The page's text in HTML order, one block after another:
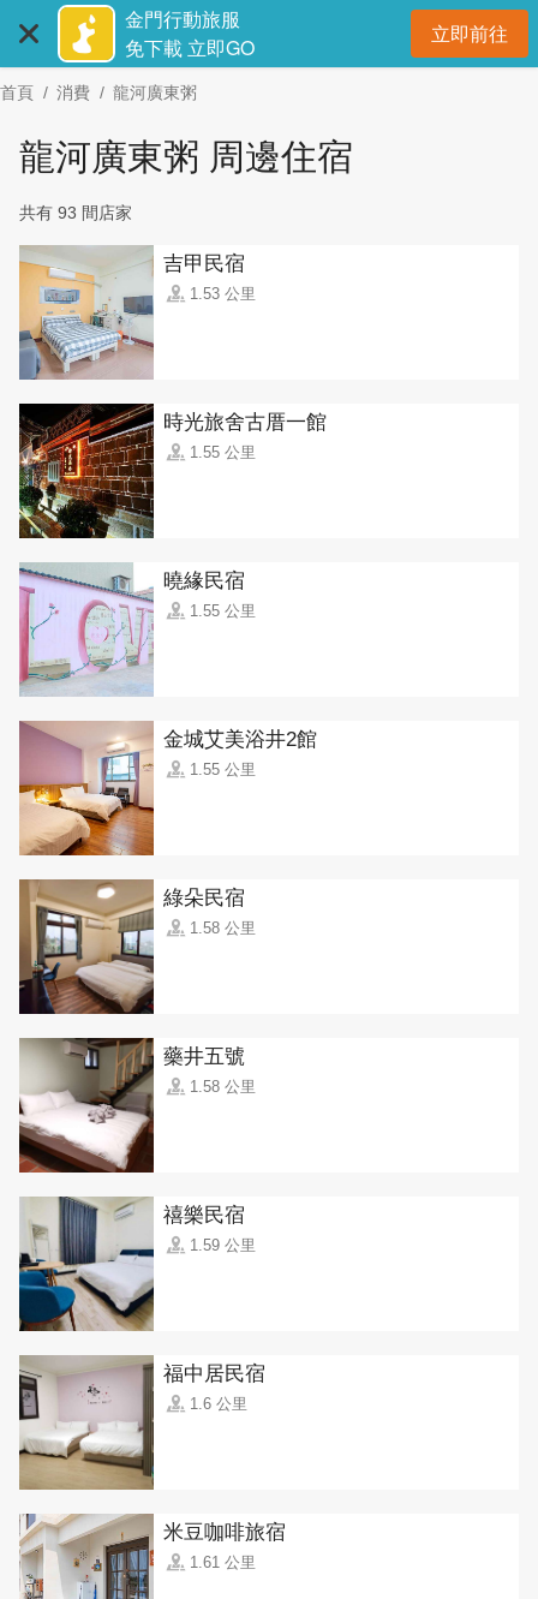
主
要
金門行動旅服
免下載 立即GO
立即前往開
首頁 消費 龍河廣東粥
龍河廣東粥 周邊住宿
共有 93 間店家
吉甲民宿
1.53 公里
時光旅舍古厝一館
1.55 公里
曉緣民宿
1.55 公里
金城艾美浴井2館
1.55 公里
綠朵民宿
1.58 公里
藥井五號
1.58 公里
禧樂民宿
1.59 公里
福中居民宿
1.6 公里
米豆咖啡旅宿
1.61 公里